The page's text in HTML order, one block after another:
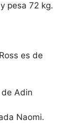
pesa 72 kg.
es de
Adin
Naomi.